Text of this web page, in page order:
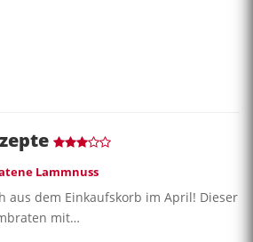
Lammnuss
aus dem Einkaufskorb im April! Dieser
mit…